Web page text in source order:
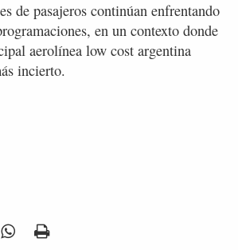
de pasajeros continúan enfrentando
en un contexto donde
aerolínea low cost argentina
incierto.